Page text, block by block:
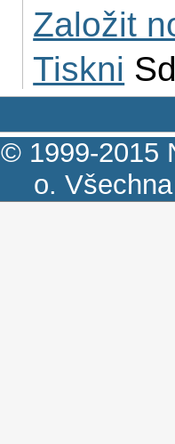
Založit
Tiskni
© 1999-2015
o.